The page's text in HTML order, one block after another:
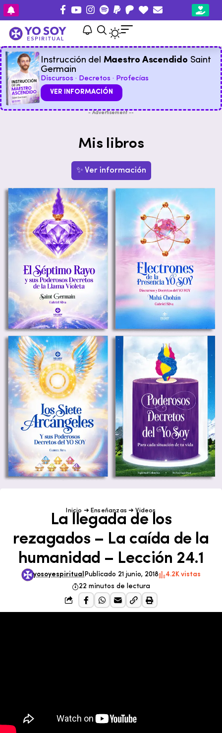
Instrucción del Maestro Ascendido Saint
Germain
Discursos · Decretos · Profecías
VER INFORMACIÓN
- Advertisement --
Mis libros
✨ Ver información
Inicio ➜ Enseñanzas ➜Videos
La llegada de los
rezagados – La caída de la
humanidad – Lección 24.1
yosoyespiritual Publicado 21 junio, 2018
4.2K vistas
22 minutos de lectura